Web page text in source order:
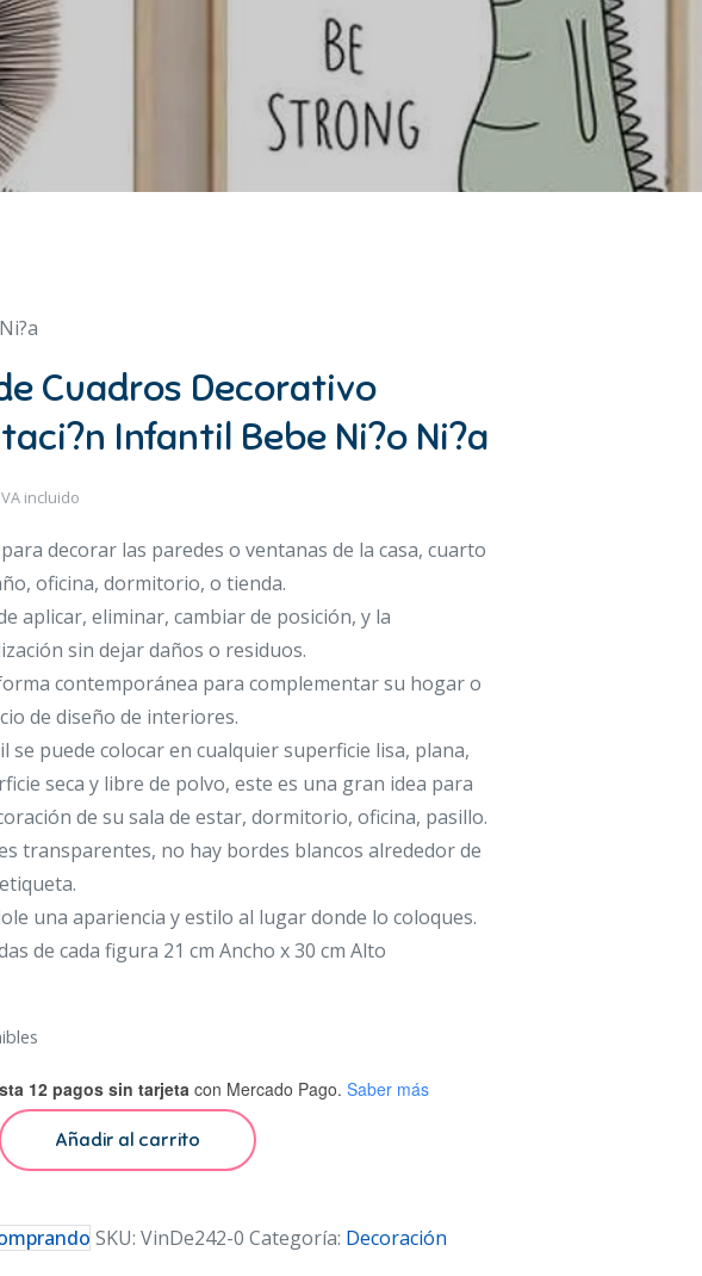
Cuadros Decorativo
Infantil Bebe Ni?o Ni?a
IVA incluido
decorar las paredes o ventanas de la casa, cuarto
oficina, dormitorio, o tienda.
aplicar, eliminar, cambiar de posición, y la
sin dejar daños o residuos.
contemporánea para complementar su hogar o
de diseño de interiores.
se puede colocar en cualquier superficie lisa, plana,
seca y libre de polvo, este es una gran idea para
de su sala de estar, dormitorio, oficina, pasillo.
transparentes, no hay bordes blancos alrededor de
una apariencia y estilo al lugar donde lo coloques.
de cada figura 21 cm Ancho x 30 cm Alto
12 pagos sin tarjetacon Mercado Pago. Saber más
Añadir al carrito
SKU: VinDe242-0 Categoría: Decoración